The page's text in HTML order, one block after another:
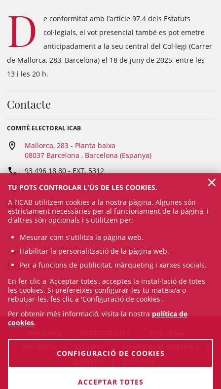
D
e conformitat amb l’article 97.4 dels Estatuts
col·legials, el vot presencial també es pot emetre
anticipadament a la seu central del Col·legi (Carrer
de Mallorca, 283, Barcelona) el 18 de juny de 2025, entre les
13 i les 20 h.
Contacte
COMITÈ ELECTORAL ICAB
Mallorca, 283 - Planta baixa
08037 Barcelona , Barcelona (Espanya)
93 496 18 80- EXT.5312
Fax: 93 487 15 70
comiteelectoral@icab.cat
Comparteix
© Sat Aug 08 22:20:40 CEST 2026 Il·lustre Col·legi de l'Advocacia
TU POTS CONTROLAR L'ÚS DE LES COOKIES.
A l’ICAB utilitzem cookies a la nostra pàgina. Algunes són
estrictament necessàries per al funcionament de la pàgina, i
d'altres són opcionals i s'utilitzen per:
Mesurar com s'utilitza la pàgina web.
Habilitar la personalització de la pàgina web.
Per a funcions de publicitat, màrqueting i xarxes socials.
En fer clic a 'Acceptar totes', acceptes la instal·lació de totes
les cookies. Si prefereixes configurar-les tu mateix/a o
rebutjar-les, fes clic a 'Configuració de cookies'.
Per obtenir més informació, visita la nostra política de
cookies.
CONFIGURACIÓ DE COOKIES
ACCEPTAR TOTES
×